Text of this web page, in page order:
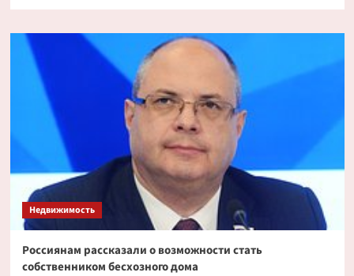
Недвижимость
Россиянам рассказали о возможности стать
собственником бесхозного дома